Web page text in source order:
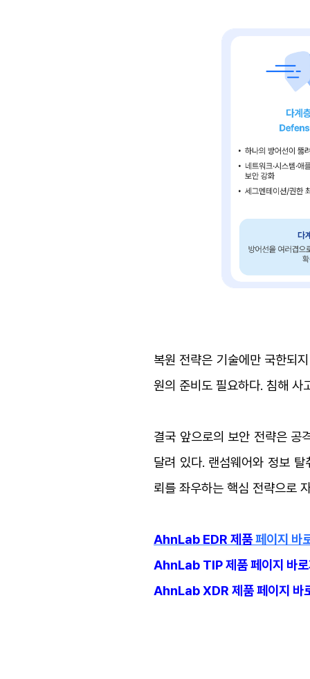
복원 전략은 기술에만 국한되
원의 준비도 필요하다. 침해 사
결국 앞으로의 보안 전략은 공
달려 있다. 랜섬웨어와 정보
뢰를 좌우하는 핵심 전략으로
AhnLab EDR 제품페이지 바
AhnLab TIP 제품 페이지 바
AhnLab XDR 제품 페이지 바